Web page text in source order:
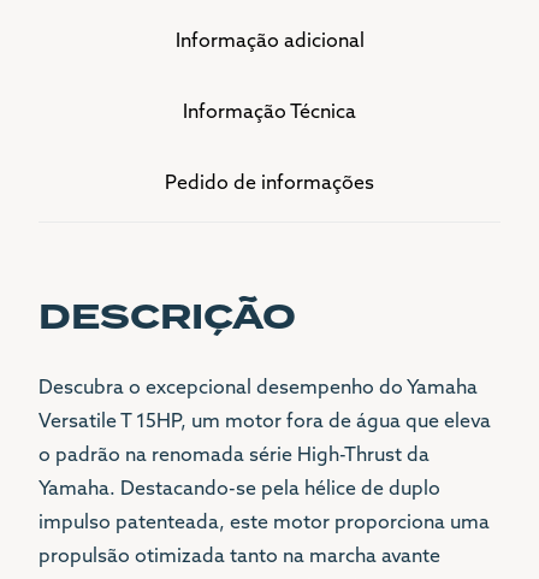
Informação adicional
Informação Técnica
Pedido de informações
DESCRIÇÃO
Descubra o excepcional desempenho do Yamaha
Versatile T 15HP, um motor fora de água que eleva
o padrão na renomada série High-Thrust da
Yamaha. Destacando-se pela hélice de duplo
impulso patenteada, este motor proporciona uma
propulsão otimizada tanto na marcha avante